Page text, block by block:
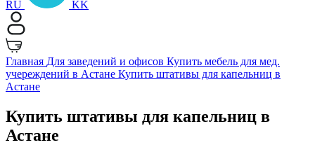
RU KK
Главная Для заведений и офисов Купить мебель для мед.
учереждений в Астане Купить штативы для капельниц в
Астане
Купить штативы для капельниц в
Астане